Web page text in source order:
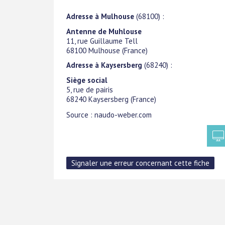
Adresse à Mulhouse (68100) :
Antenne de Muhlouse
11, rue Guillaume Tell
68100 Mulhouse (France)
Adresse à Kaysersberg (68240) :
Siège social
5, rue de pairis
68240 Kaysersberg (France)
Source : naudo-weber.com